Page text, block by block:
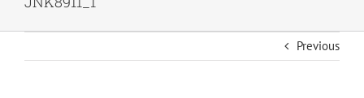
Previous